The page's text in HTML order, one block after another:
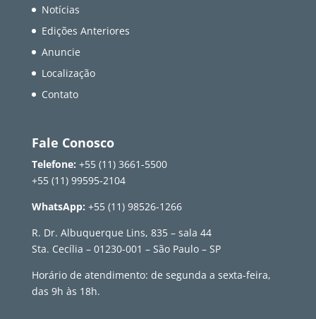
Notícias
Edições Anteriores
Anuncie
Localização
Contato
Fale Conosco
Telefone: +55 (11) 3661-5500
+55 (11) 99595-2104
WhatsApp: +55 (11) 98526-1266
R. Dr. Albuquerque Lins, 835 – sala 44
Sta. Cecília – 01230-001 – São Paulo – SP
Horário de atendimento: de segunda a sexta-feira,
das 9h às 18h.